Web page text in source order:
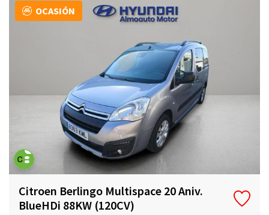
OCASIÓN
Citroen Berlingo Multispace 20 Aniv.
BlueHDi 88KW (120CV)